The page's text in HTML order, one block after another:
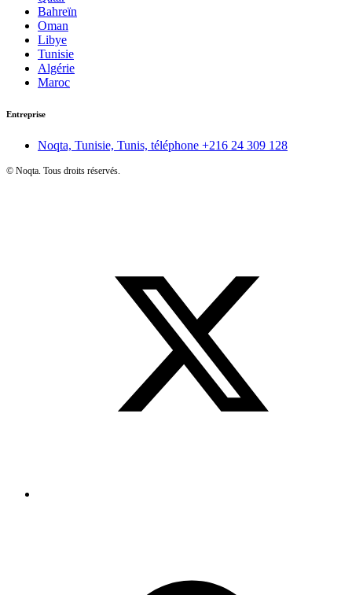
Bahreïn
Oman
Libye
Tunisie
Algérie
Maroc
Entreprise
Noqta, Tunisie, Tunis, téléphone +216 24 309 128
© Noqta. Tous droits réservés.